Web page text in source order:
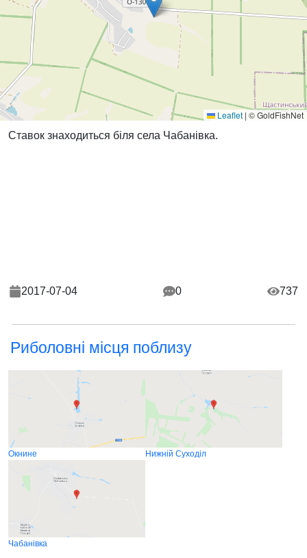
Leaflet | © GoldFishNet
Ставок знаходиться біля села Чабанівка.
2017-07-04 0 737
Риболовні місця поблизу
Окнине Нижній Суходіл
Чабанівка